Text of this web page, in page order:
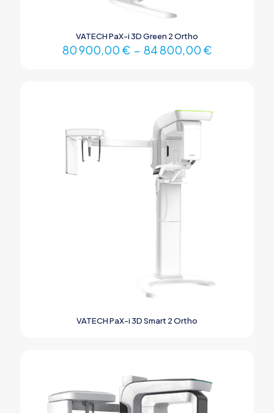
VATECH PaX-i 3D Green 2 Ortho
80 900,00 € – 84 800,00 €
VATECH PaX-i 3D Smart 2 Ortho